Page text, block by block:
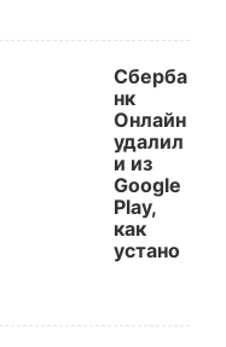
Сберба
нк
Онлайн
удалил
и из
Google
Play,
как
устано